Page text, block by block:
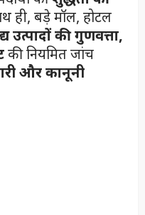
ही, बड़े मॉल, होटल
उत्पादों की गुणवत्ता,
की नियमित जांच
और कानूनी